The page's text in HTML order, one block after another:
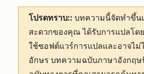
โปรดทราบ:: บทความนี้จัดทำขึ้น
สะดวกของคุณได้รับการแปลโด
ใช้ซอฟต์แวร์การแปลและอาจไม่
อักษร บทความฉบับภาษาอังกฤษ